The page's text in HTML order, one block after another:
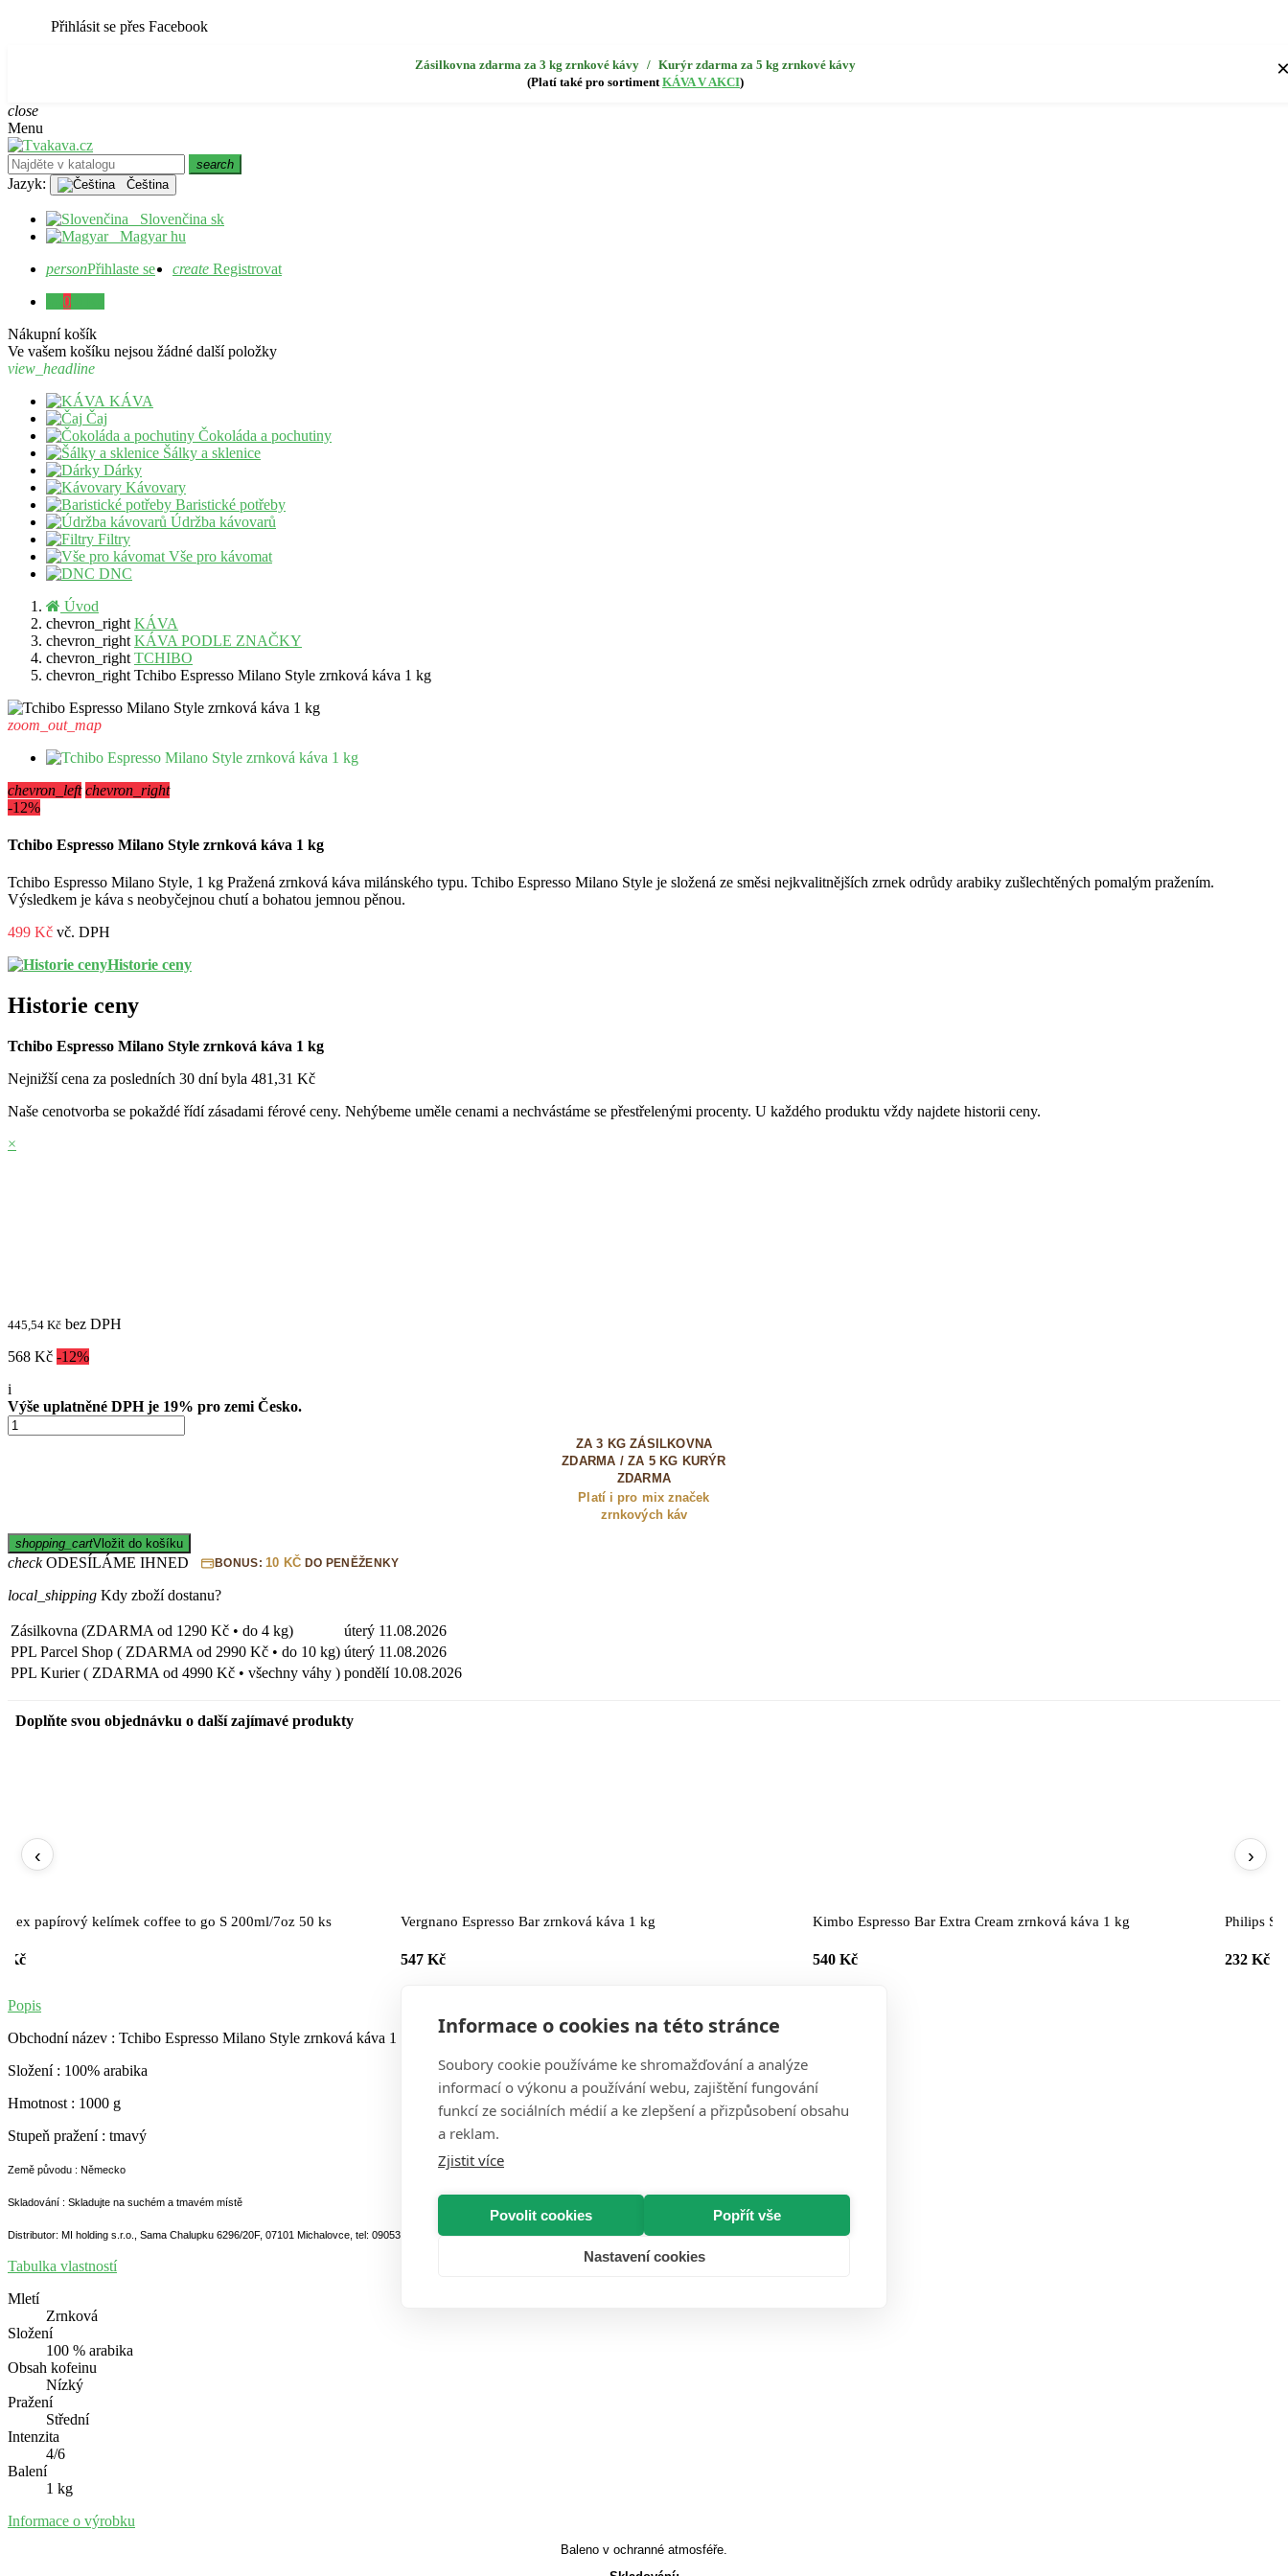
Informace o cookies na této stránce
Soubory cookie používáme ke shromažďování a analýze
informací o výkonu a používání webu, zajištění fungování
funkcí ze sociálních médií a ke zlepšení a přizpůsobení obsahu
a reklam.
Zjistit více
Povolit cookies Popřít vše
Nastavení cookies
Přihlásit se přes Facebook
Zásilkovna zdarma za 3 kg zrnkové kávy / Kurýr zdarma za 5 kg zrnkové kávy
(Platí také pro sortiment KÁVA V AKCI)
close
Menu
search
Jazyk: Čeština
Slovenčina sk
Magyar hu
personPřihlaste se create Registrovat
0
Nákupní košík
Ve vašem košíku nejsou žádné další položky
view_headline
KÁVA
Čaj
Čokoláda a pochutiny
Šálky a sklenice
Dárky
Kávovary
Baristické potřeby
Údržba kávovarů
Filtry
Vše pro kávomat
DNC
Úvod
chevron_right KÁVA
chevron_right KÁVA PODLE ZNAČKY
chevron_right TCHIBO
chevron_right Tchibo Espresso Milano Style zrnková káva 1 kg
zoom_out_map
chevron_left chevron_right
-12%
Tchibo Espresso Milano Style zrnková káva 1 kg
Tchibo Espresso Milano Style, 1 kg Pražená zrnková káva milánského typu. Tchibo Espresso Milano Style je složená ze směsi nejkvalitnějších zrnek odrůdy arabiky zušlechtěných pomalým pražením.
Výsledkem je káva s neobyčejnou chutí a bohatou jemnou pěnou.
499 Kč vč. DPH
Historie ceny
Historie ceny
Tchibo Espresso Milano Style zrnková káva 1 kg
Nejnižší cena za posledních 30 dní byla 481,31 Kč
Naše cenotvorba se pokaždé řídí zásadami férové ceny. Nehýbeme uměle cenami a nechvástáme se přestřelenými procenty. U každého produktu vždy najdete historii ceny.
×
445,54 Kč bez DPH
568 Kč -12%
i
Výše uplatněné DPH je 19% pro zemi Česko.
ZA 3 KG ZÁSILKOVNA
ZDARMA / ZA 5 KG KURÝR
ZDARMA
Platí i pro mix značek
zrnkových káv
shopping_cartVložit do košíku
checkODESÍLÁME IHNED BONUS: 10 KČ DO PENĚŽENKY
local_shipping Kdy zboží dostanu?
Zásilkovna (ZDARMA od 1290 Kč • do 4 kg) úterý 11.08.2026
PPL Parcel Shop ( ZDARMA od 2990 Kč • do 10 kg) úterý 11.08.2026
PPL Kurier ( ZDARMA od 4990 Kč • všechny váhy ) pondělí 10.08.2026
Doplňte svou objednávku o další zajímavé produkty
‹
papírový kelímek coffee to go S 200ml/7oz 50 ks
Kč
Vergnano Espresso Bar zrnková káva 1 kg
547 Kč
Kimbo Espresso Bar Extra Cream zrnková káva 1 kg
540 Kč
Philips
232 Kč
›
Popis
Obchodní název : Tchibo Espresso Milano Style zrnková káva 1 kg
Složení : 100% arabika
Hmotnost : 1000 g
Stupeň pražení : tmavý
Země původu : Německo
Skladování : Skladujte na suchém a tmavém místě
Distributor: MI holding s.r.o., Sama Chalupku 6296/20F, 07101 Michalovce, tel: 0905339339
Tabulka vlastností
Mletí
Zrnková
Složení
100 % arabika
Obsah kofeinu
Nízký
Pražení
Střední
Intenzita
4/6
Balení
1 kg
Informace o výrobku
Baleno v ochranné atmosféře.